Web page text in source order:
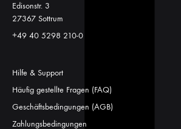
Edisonstr. 3
27367 Sottrum
+49 40 5298 210-0
Hilfe & Support
Häufig gestellte Fragen (FAQ)
Geschäftsbedingungen (AGB)
Zahlungsbedingungen